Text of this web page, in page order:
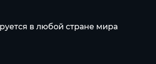
в любой стране мира